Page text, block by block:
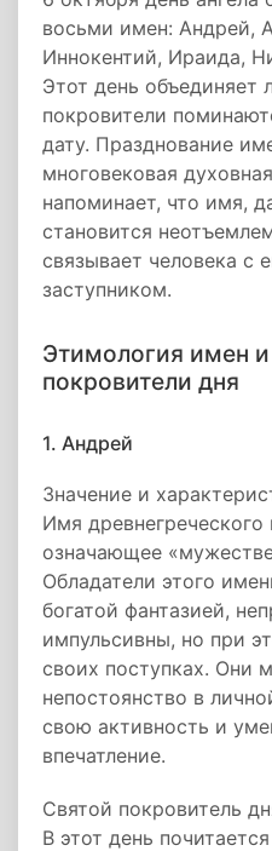
восьми имен: Андрей,
Иннокентий, Ираида,
Этот день объединяет
покровители
дату. Празднование
многовековая
напоминает, что имя,
становится
связывает человека с
заступником.
Этимология имен
покровители дня
1. Андрей
Значение и
Имя
означающее
Обладатели этого
богатой фантазией,
импульсивны, но при
своих поступках. Они
непостоянство в
свою активность и
впечатление.
Святой покровитель
В этот день